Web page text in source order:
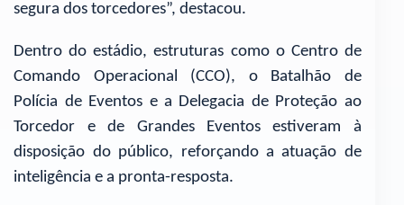
segura dos torcedores”, destacou.
Dentro do estádio, estruturas como o Centro de
Comando Operacional (CCO), o Batalhão de
Polícia de Eventos e a Delegacia de Proteção ao
Torcedor e de Grandes Eventos estiveram à
disposição do público, reforçando a atuação de
inteligência e a pronta-resposta.